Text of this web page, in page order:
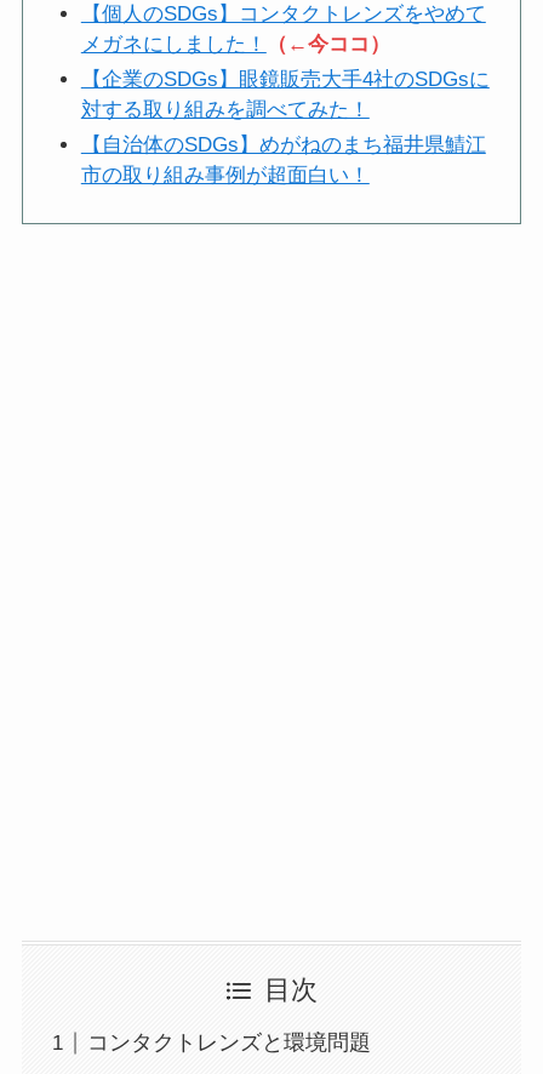
【個人のSDGs】コンタクトレンズをやめて
メガネにしました！
（←今ココ）
【企業のSDGs】眼鏡販売大手4社のSDGsに
対する取り組みを調べてみた！
【自治体のSDGs】めがねのまち福井県鯖江
市の取り組み事例が超面白い！
目次
コンタクトレンズと環境問題